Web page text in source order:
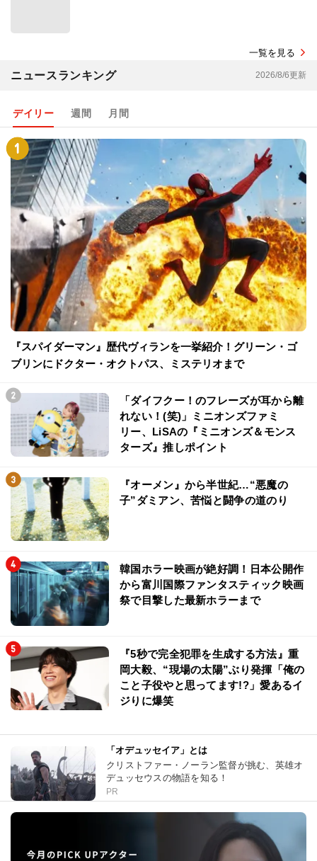
一覧を見る
ニュースランキング 2026/8/6更新
デイリー 週間 月間
『スパイダーマン』歴代ヴィランを一挙紹介！グリーン・ゴ
ブリンにドクター・オクトパス、ミステリオまで
「ダイフクー！のフレーズが耳から離
れない！(笑)」ミニオンズファミ
リー、LiSAの『ミニオンズ＆モンス
ターズ』推しポイント
『オーメン』から半世紀…“悪魔の
子”ダミアン、苦悩と闘争の道のり
韓国ホラー映画が絶好調！日本公開作
から富川国際ファンタスティック映画
祭で目撃した最新ホラーまで
『5秒で完全犯罪を生成する方法』重
岡大毅、“現場の太陽”ぶり発揮「俺の
こと子役やと思ってます!?」愛あるイ
ジりに爆笑
「オデュッセイア」とは
クリストファー・ノーラン監督が挑む、英雄オ
デュッセウスの物語を知る！
PR